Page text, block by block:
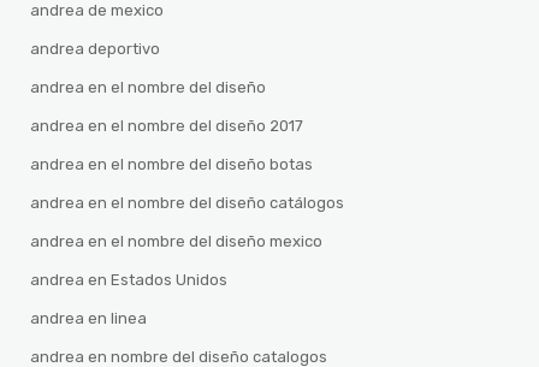
andrea de mexico
andrea deportivo
andrea en el nombre del diseño
andrea en el nombre del diseño 2017
andrea en el nombre del diseño botas
andrea en el nombre del diseño catálogos
andrea en el nombre del diseño mexico
andrea en Estados Unidos
andrea en linea
andrea en nombre del diseño catalogos